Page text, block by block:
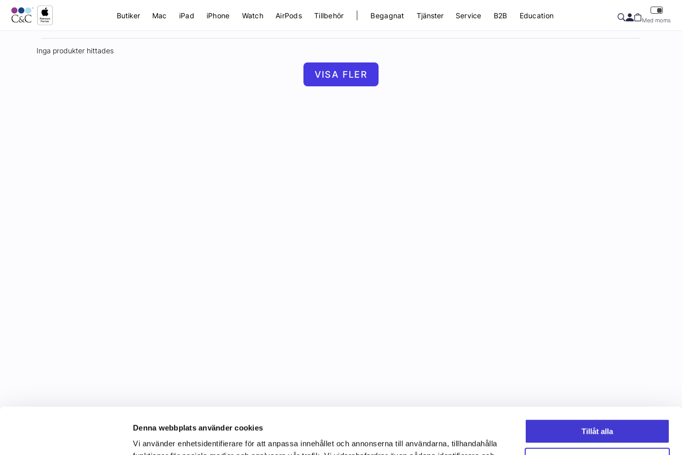
Denna webbplats använder cookies
Vi använder enhetsidentifierare för att anpassa innehållet och annonserna till användarna, tillhandahålla
Tillåt alla
Butiker Mac iPad iPhone Watch AirPods Tillbehör Begagnat Tjänster Service B2B Education
Med moms
Inga produkter hittades
VISA FLER
C&C Information